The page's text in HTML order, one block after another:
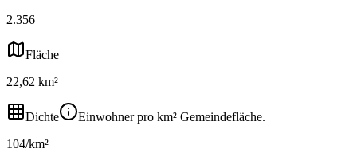
2.356
Fläche
22,62 km²
Dichte
Einwohner pro km² Gemeindefläche.
104/km²